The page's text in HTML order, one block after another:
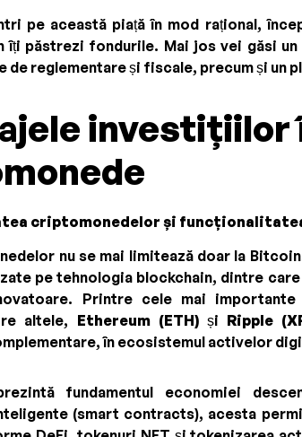
pe această piață în mod rațional,
îți păstrezi fondurile. Mai jos vei găsi
de reglementare și fiscale, precum și un
investițiilor
criptomonedelor și
nu se mai limitează doar la
pe tehnologia blockchain, dintre
Printre cele mai
altele, Ethereum (ETH)și Ripple
în ecosistemul activelor
fundamentul economiei
(smart contracts), acesta